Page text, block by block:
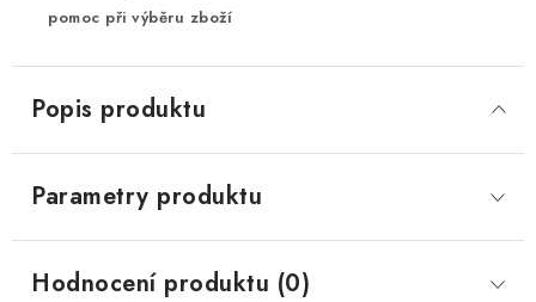
pomoc při výběru zboží
Popis produktu
Parametry produktu
Hodnocení produktu (0)